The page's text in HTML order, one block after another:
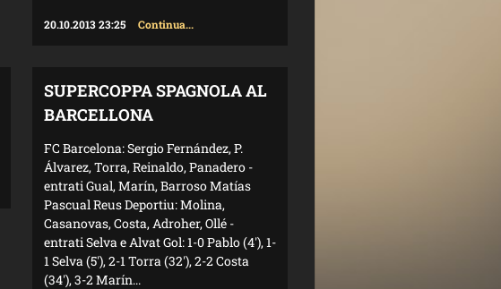
20.10.2013 23:25 Continua...
SUPERCOPPA SPAGNOLA AL
BARCELLONA
FC Barcelona: Sergio Fernández, P.
Álvarez, Torra, Reinaldo, Panadero -
entrati Gual, Marín, Barroso Matías
Pascual Reus Deportiu: Molina,
Casanovas, Costa, Adroher, Ollé -
entrati Selva e Alvat Gol: 1-0 Pablo (4'), 1-
1 Selva (5'), 2-1 Torra (32'), 2-2 Costa
(34'), 3-2 Marín...